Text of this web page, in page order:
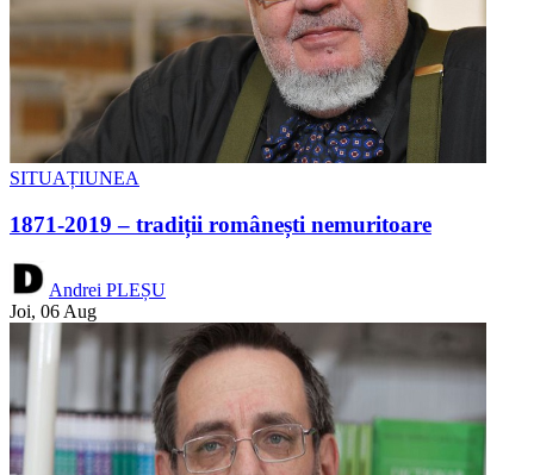
SITUAȚIUNEA
1871-2019 – tradiții românești nemuritoare
Andrei PLEȘU
Joi, 06 Aug